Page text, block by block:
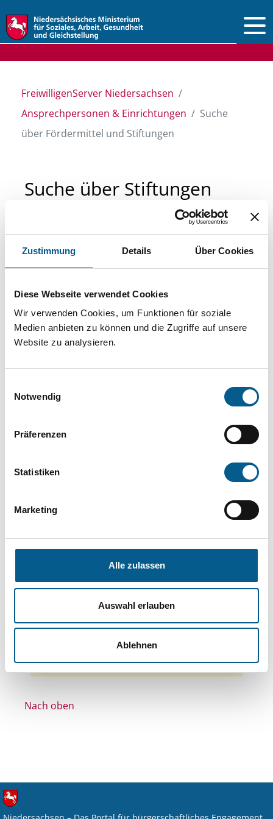
Zustimmung Details Über Cookies
Diese Webseite verwendet Cookies
Wir verwenden Cookies, um Funktionen für soziale
Medien anbieten zu können und die Zugriffe auf unsere
Website zu analysieren.
Notwendig
Präferenzen
Statistiken
Marketing
Alle zulassen
Auswahl erlauben
Ablehnen
FreiwilligenServer Niedersachsen
Ansprechpersonen & Einrichtungen
Suche
über Fördermittel und Stiftungen
Suche über Stiftungen
Sie suchen finanzielle Unterstützung für ein
direkt über unsere Fördermitteldatenbank und
Stiftungsdatenbank recherchieren. Bei der
Suche bitte die Groß- und Kleinschreibung
Bitte Suchbegriff eingeben. Ergebnisse
Kategorien verfeinert werden.
Suchen
Aktive Filter:
Themen: Wohltätige Zwecke
Themen: Wissenschaft und Forschung
Themen: Seniorinnen, Senioren & Pflege
Themen: Wohlfahrtswesen
Themen: Sport
Alle Filter entfernen
Nach oben